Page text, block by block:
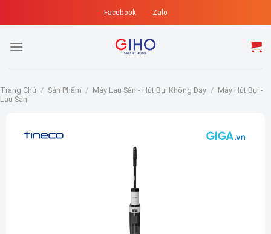
to
Facebook Zalo
Trang Chủ / Sản Phẩm / Máy Lau Sàn - Hút Bụi Không Dây / Máy Hút Bụi -
Lau Sàn